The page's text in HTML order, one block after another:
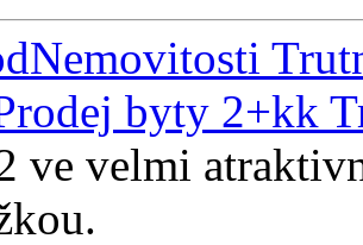
Nemovitosti
byty 2+kk
ve velmi